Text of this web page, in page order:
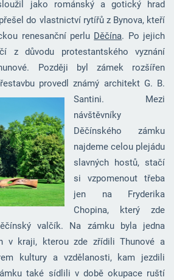
jako románský a gotický hrad
do vlastnictví rytířů z Bynova, kteří
renesanční perlu Děčína. Po jejich
z důvodu protestantského vyznání
Později byl zámek rozšířen
provedl známý architekt G. B.
Santini. Mezi
návštěvníky
Děčínského zámku
najdeme celou plejádu
slavných hostů, stačí
si vzpomenout třeba
jen na Fryderika
Chopina, který zde
valčík. Na zámku byla jedna
v kraji, kterou zde zřídili Thunové a
kultury a vzdělanosti, kam jezdili
také sídlili v době okupace ruští